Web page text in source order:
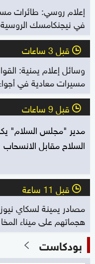
إعلام روسي: طائرات
في نيجنكامسك الروسية
l قبل 3 ساعات
وسائل إعلام يمنية:
مسيرات معادية في
l قبل 9 ساعات
مدير "مجلس السلام"
السلاح مقابل الانسحاب
l قبل 11 ساعة
مصادر يمينة لسكاي
هجماتهم على ميناء
بودكاست